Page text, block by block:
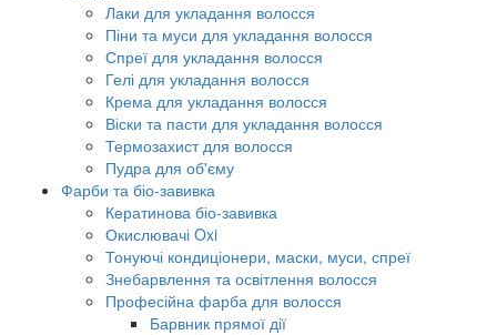
Лаки для укладання волосся
Піни та муси для укладання волосся
Спреї для укладання волосся
Гелі для укладання волосся
Крема для укладання волосся
Віски та пасти для укладання волосся
Термозахист для волосся
Пудра для об'єму
Фарби та біо-завивка
Кератинова біо-завивка
Окислювачі Oxi
Тонуючі кондиціонери, маски, муси, спреї
Знебарвлення та освітлення волосся
Професійна фарба для волосся
Барвник прямої дії